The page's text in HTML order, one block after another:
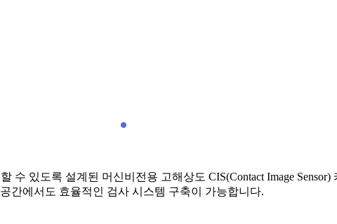
있도록 설계된 머신비전용 고해상도 CIS(Contact Image
간에서도 효율적인 검사 시스템 구축이 가능합니다.